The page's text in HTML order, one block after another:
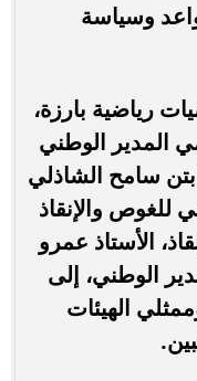
وسياسة
رياضية بارزة،
المدير الوطني
سامح الشاذلي
للغوص والإنقاذ
الأستاذ عمرو
الوطني، إلى
الهيئات